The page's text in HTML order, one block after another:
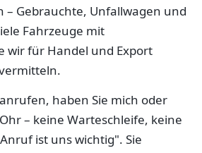
– Gebrauchte, Unfallwagen und
Fahrzeuge mit
wir für Handel und Export
haben Sie mich oder
– keine Warteschleife, keine
ist uns wichtig". Sie